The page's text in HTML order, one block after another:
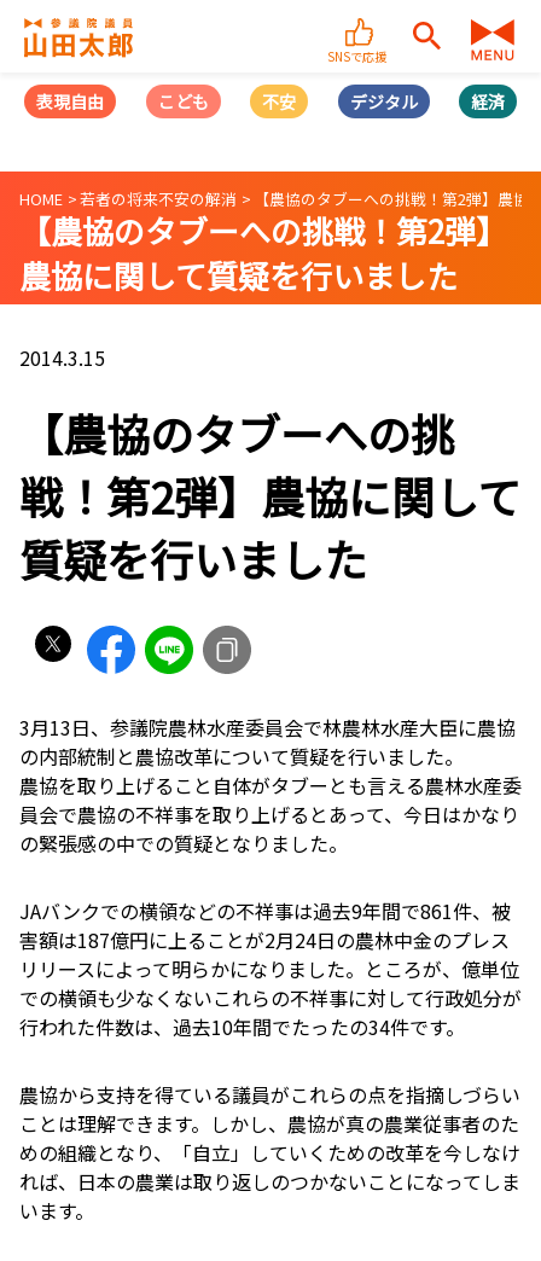
SNSで応援
表現自由 こども 不安 デジタル 経済
HOME 若者の将来不安の解消 【農協のタブーへの挑戦！第2弾】農
【農協のタブーへの挑戦！第2弾】
農協に関して質疑を行いました
2014.3.15
【農協のタブーへの挑
戦！第2弾】農協に関して
質疑を行いました
3月13日、参議院農林水産委員会で林農林水産大臣に農協
の内部統制と農協改革について質疑を行いました。
農協を取り上げること自体がタブーとも言える農林水産委
員会で農協の不祥事を取り上げるとあって、今日はかなり
の緊張感の中での質疑となりました。
JAバンクでの横領などの不祥事は過去9年間で861件、被
害額は187億円に上ることが2月24日の農林中金のプレス
リリースによって明らかになりました。ところが、億単位
での横領も少なくないこれらの不祥事に対して行政処分が
行われた件数は、過去10年間でたったの34件です。
農協から支持を得ている議員がこれらの点を指摘しづらい
ことは理解できます。しかし、農協が真の農業従事者のた
めの組織となり、「自立」していくための改革を今しなけ
れば、日本の農業は取り返しのつかないことになってしま
います。